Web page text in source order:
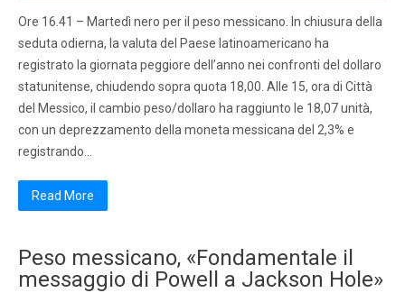
Ore 16.41 – Martedì nero per il peso messicano. In chiusura della
seduta odierna, la valuta del Paese latinoamericano ha
registrato la giornata peggiore dell’anno nei confronti del dollaro
statunitense, chiudendo sopra quota 18,00. Alle 15, ora di Città
del Messico, il cambio peso/dollaro ha raggiunto le 18,07 unità,
con un deprezzamento della moneta messicana del 2,3% e
registrando…
Read More
Peso messicano, «Fondamentale il
messaggio di Powell a Jackson Hole»